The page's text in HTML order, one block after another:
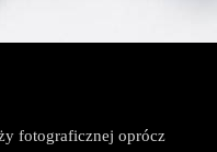
fotograficznej oprócz